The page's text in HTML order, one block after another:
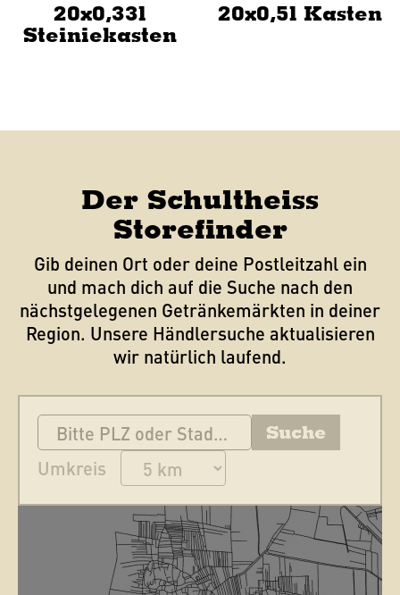
20x0,33l
Steiniekasten
20x0,5l Kasten
Der Schultheiss
Storefinder
Gib deinen Ort oder deine Postleitzahl ein
und mach dich auf die Suche nach den
nächstgelegenen Getränkemärkten in deiner
Region. Unsere Händlersuche aktualisieren
wir natürlich laufend.
Umkreis
Welchen Standort suchen Sie genau?